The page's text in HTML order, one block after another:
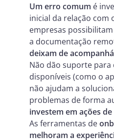
Um erro comum é
inicial da relação com
empresas
a documentação
deixam de
Não dão suporte
disponíveis (como o
não ajudam a
problemas de forma
investem em ações
As ferramentas de
melhoram a